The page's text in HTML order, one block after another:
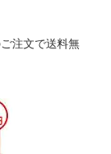
注文で送料無